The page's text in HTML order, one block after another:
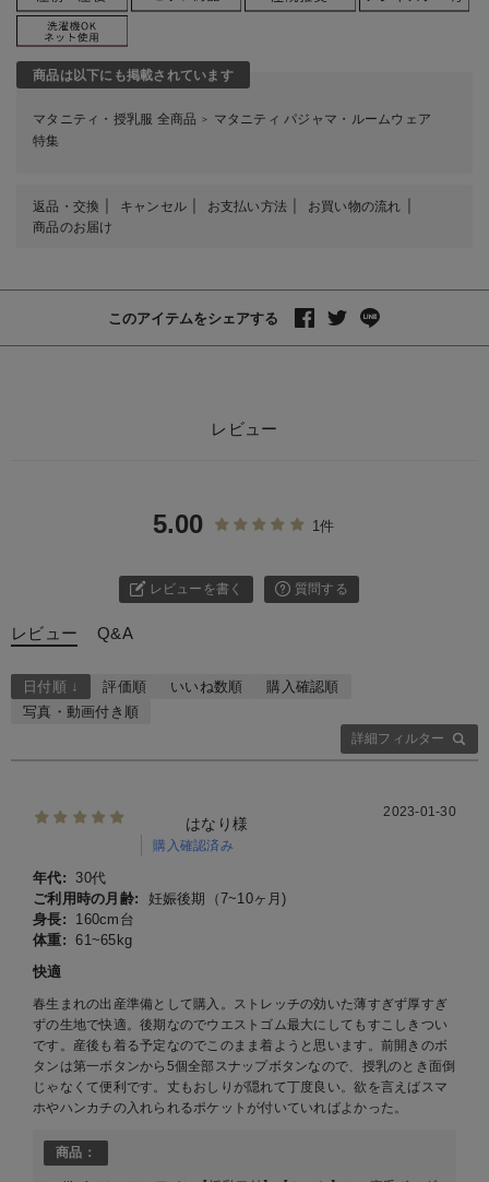
商品は以下にも掲載されています
マタニティ・授乳服 全商品 ＞
マタニティ パジャマ・ルームウェア
特集
返品・交換 キャンセル お支払い方法
お買い物の流れ
商品のお届け
このアイテムをシェアする
レビュー
5.00 1件
レビューを書く 質問する
レビュー Q&A
詳細フィルター
日付順 ↓ 評価順 いいね数順
購入確認順
写真・動画付き順
はなり様
購入確認済み
2023-01-30
年代:
30代
ご利用時の月齢:
妊娠後期（7~10ヶ月)
身長:
160cm台
体重: 61~65kg
快適
春生まれの出産準備として購入。ストレッチの効いた薄すぎず厚すぎ
ずの生地で快適。後期なのでウエストゴム最大にしてもすこしきつい
です。産後も着る予定なのでこのまま着ようと思います。前開きのボ
タンは第一ボタンから5個全部スナップボタンなので、授乳のとき面倒
じゃなくて便利です。丈もおしりが隠れて丁度良い。欲を言えばスマ
ホやハンカチの入れられるポケットが付いていればよかった。
商品：